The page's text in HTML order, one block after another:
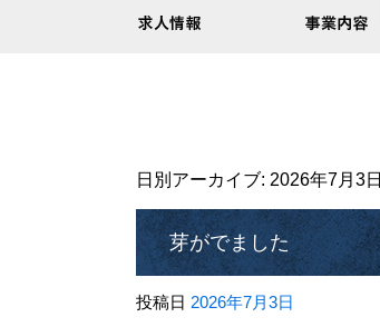
日別アーカイブ: 2026年7月3日
芽がでました
投稿日 2026年7月3日